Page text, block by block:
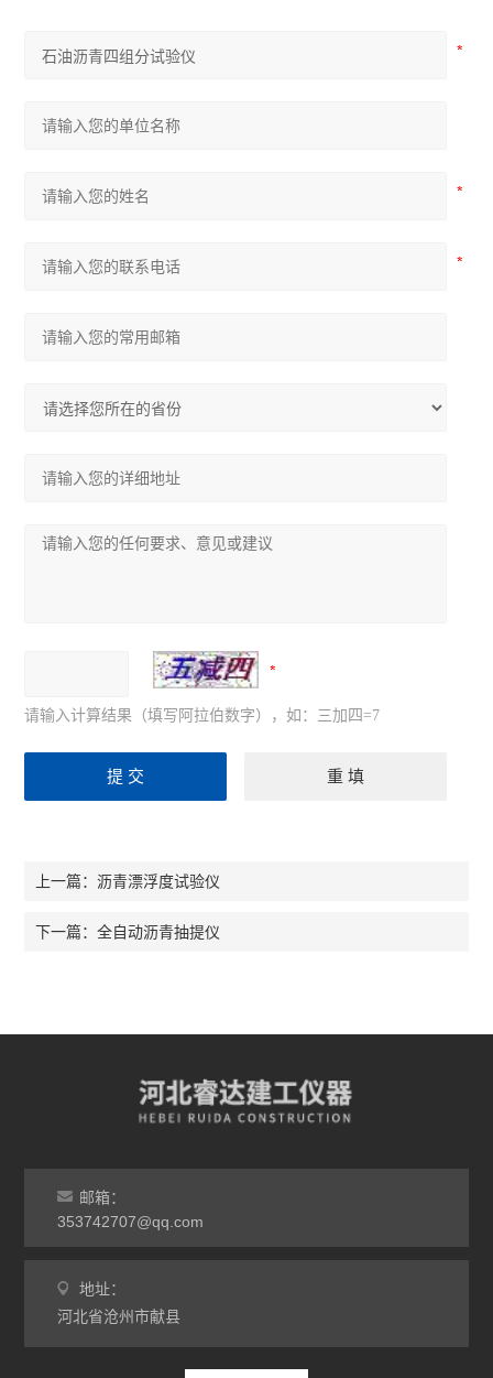
请输入计算结果（填写阿拉伯数字），如：三加四=7
上一篇：沥青漂浮度试验仪
下一篇：全自动沥青抽提仪
邮箱：
353742707@qq.com
地址：
河北省沧州市献县